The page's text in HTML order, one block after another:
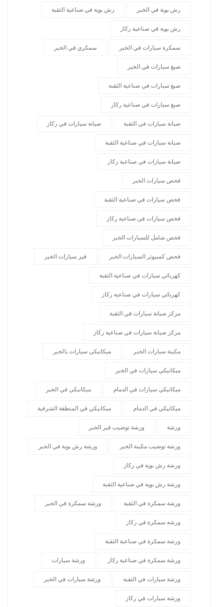
رش بوية في الخبر رش بوية في صناعية الثقبة
رش بوية في صناعية ركاز
سمكرة سيارات في الخبر سمكري في الخبر
صبغ سيارات في الخبر
صبغ سيارات في صناعية الثقبة
صبغ سيارات في صناعية ركاز
صيانة سيارات في الثقبة صيانة سيارات في ركاز
صيانة سيارات في صناعية الثقبة
صيانة سيارات في صناعية ركاز
فحص سيارات الخبر
فحص سيارات في صناعية الثقبة
فحص سيارات في صناعية ركاز
فحص شامل للسيارات الخبر
فحص كمبيوتر السيارات الخبر قير سيارات الخبر
كهربائي سيارات في صناعية الثقبة
كهربائي سيارات في صناعية ركاز
مركز صيانة سيارات في الثقبة
مركز صيانة سيارات في صناعية ركاز
مكينة سيارات الخبر ميكانيكي سيارات بالخبر
ميكانيكي سيارات في الخبر
ميكانيكي سيارات في الدمام ميكانيكي في الخبر
ميكانيكي في الدمام ميكانيكي في المنطقة الشرقية
ورشة ورشة توضيب قير الخبر
ورشة توضيب مكينة الخبر ورشة رش بوية في الخبر
ورشة رش بوية في ركاز
ورشة رش بوية في صناعية الثقبة
ورشة سمكرة في الثقبة ورشة سمكرة في الخبر
ورشة سمكرة في ركاز
ورشة سمكرة في صناعية الثقبة
ورشة سمكرة في صناعية ركاز ورشة سيارات
ورشة سيارات في الثقبة ورشة سيارات في الخبر
ورشة سيارات في ركاز